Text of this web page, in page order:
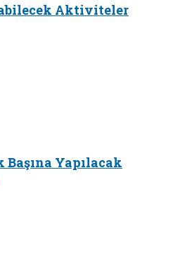
Aktiviteler
Başına Yapılacak